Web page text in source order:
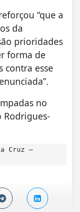
“que a
da
prioridades
forma de
contra esse
no
Rodrigues-
Cruz –